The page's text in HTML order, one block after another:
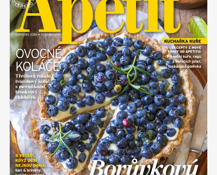
Marianne
Apetit
Elle Decoration
Marianne Bydlení
Knihy Merch